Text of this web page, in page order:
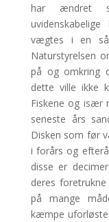
har ændret
vægtes i en
Naturstyrelsen
på og omkring
dette ville ikke
Fiskene og især
seneste års
Disken som før
i forårs og
disse er
deres
på mange
kæmpe